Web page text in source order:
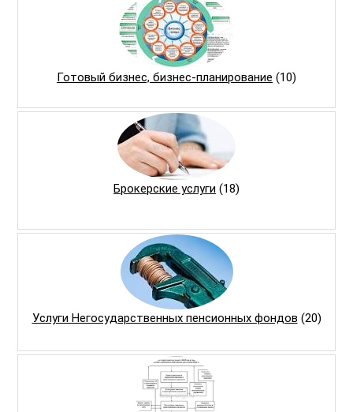
Готовый бизнес, бизнес-планирование (10)
Брокерские услуги (18)
Услуги Негосударственных пенсионных фондов (20)